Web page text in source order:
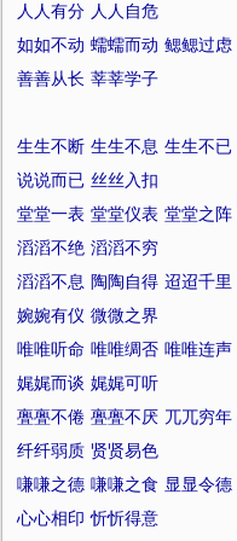
人人有分 人人自危
如如不动 蠕蠕而动 鳃鳃过虑
善善从长 莘莘学子
生生不断 生生不息 生生不已
说说而已 丝丝入扣
堂堂一表 堂堂仪表 堂堂之阵
滔滔不绝 滔滔不穷
滔滔不息 陶陶自得 迢迢千里
婉婉有仪 微微之界
唯唯听命 唯唯绸否 唯唯连声
娓娓而谈 娓娓可听
亹亹不倦 亹亹不厌 兀兀穷年
纤纤弱质 贤贤易色
嗛嗛之德 嗛嗛之食 显显令德
心心相印 忻忻得意